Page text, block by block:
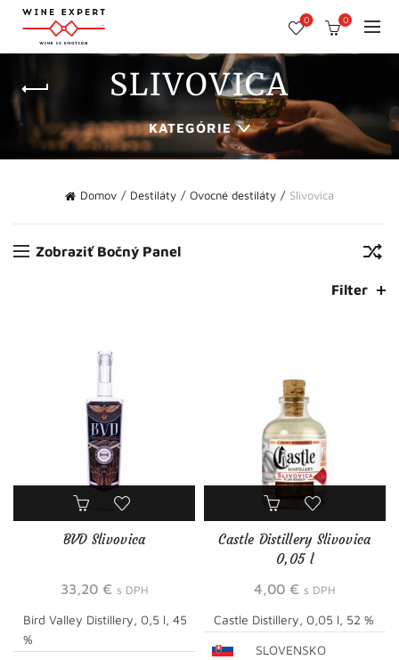
0 0
SLIVOVICA
KATEGÓRIE
Domov Destiláty Ovocné destiláty Slivovica
Zobraziť Bočný Panel
Filter
BVD Slivovica
33,20 € s DPH
Bird Valley Distillery, 0,5 l, 45
%
Castle Distillery Slivovica
0,05 l
4,00 € s DPH
Castle Distillery, 0,05 l, 52 %
SLOVENSKO